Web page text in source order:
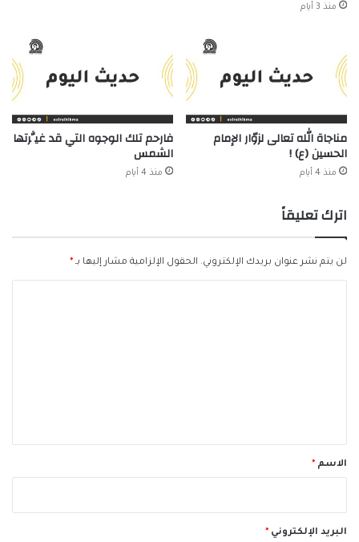
منذ 3 أيام
مناجاة الله تعالى لزوّار الإمام
الحسين (ع) !
منذ 4 أيام
فارحم تلك الوجوه التي قد غيَّرتها
الشمس
منذ 4 أيام
اترك تعليقاً
لن يتم نشر عنوان بريدك الإلكتروني. الحقول الإلزامية مشار إليها بـ *
*الاسم *
البريد الإلكتروني *